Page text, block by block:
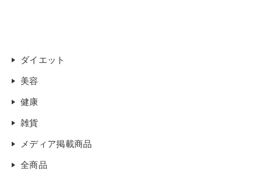
ダイエット
美容
健康
雑貨
メディア掲載商品
全商品